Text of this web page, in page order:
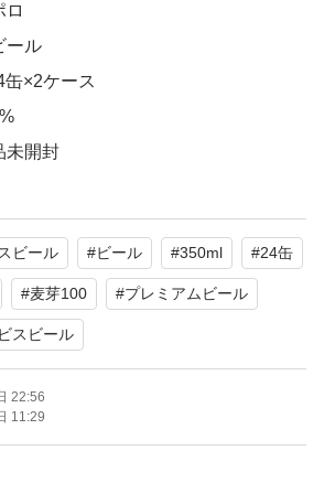
ロ
ール
缶×2ケース
未開封
月
結合して
ての発送となります。
レ、シール跡などのダメージあり
ビール #ビール #350ml #24缶
#麦芽100 #プレミアムビール
スビール
22:56
11:29